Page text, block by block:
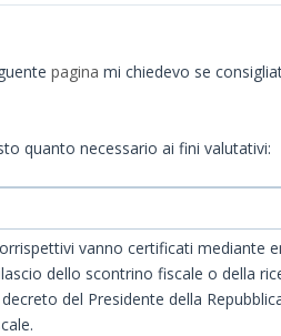
pagina mi chiedevo se
quanto necessario ai fini valutativi:
vanno certificati mediante
dello scontrino fiscale o della
del Presidente della